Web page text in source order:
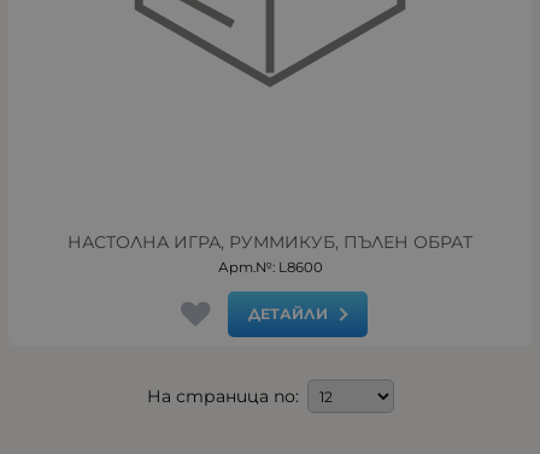
НАСТОЛНА ИГРА, РУММИКУБ, ПЪЛЕН ОБРАТ
Арт.№: L8600
ДЕТАЙЛИ
На страница по: